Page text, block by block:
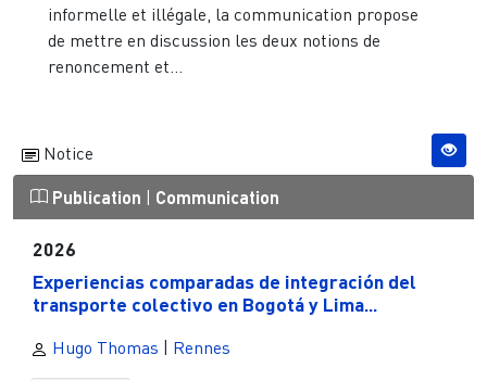
informelle et illégale, la communication propose
de mettre en discussion les deux notions de
renoncement et...
Notice
Publication | Communication
2026
Experiencias comparadas de integración del
transporte colectivo en Bogotá y Lima...
Hugo Thomas | Rennes